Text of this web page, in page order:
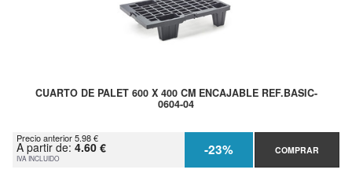
CUARTO DE PALET 600 X 400 CM ENCAJABLE REF.BASIC-
0604-04
Precio anterior 5.98 €
A partir de: 4.60 €
IVA INCLUIDO -23% COMPRAR